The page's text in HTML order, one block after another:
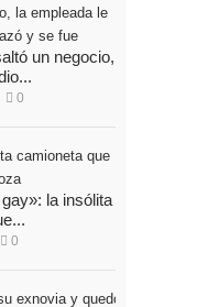
un negocio, la
0
la insólita
0